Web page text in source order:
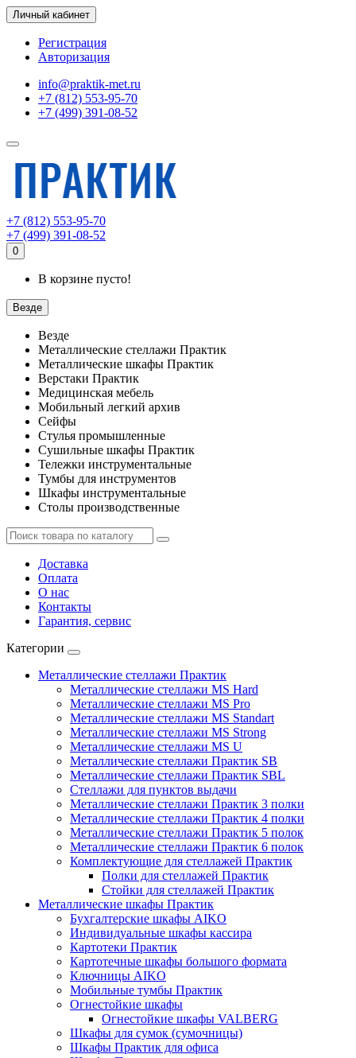
Личный кабинет
Регистрация
Авторизация
info@praktik-met.ru
+7 (812) 553-95-70
+7 (499) 391-08-52
+7 (812) 553-95-70
+7 (499) 391-08-52
0
В корзине пусто!
Везде
Везде
Металлические стеллажи Практик
Металлические шкафы Практик
Верстаки Практик
Медицинская мебель
Мобильный легкий архив
Сейфы
Стулья промышленные
Сушильные шкафы Практик
Тележки инструментальные
Тумбы для инструментов
Шкафы инструментальные
Столы производственные
Доставка
Оплата
О нас
Контакты
Гарантия, сервис
Категории
Металлические стеллажи Практик
Металлические стеллажи MS Hard
Металлические стеллажи MS Pro
Металлические стеллажи MS Standart
Металлические стеллажи MS Strong
Металлические стеллажи MS U
Металлические стеллажи Практик SB
Металлические стеллажи Практик SBL
Стеллажи для пунктов выдачи
Металлические стеллажи Практик 3 полки
Металлические стеллажи Практик 4 полки
Металлические стеллажи Практик 5 полок
Металлические стеллажи Практик 6 полок
Комплектующие для стеллажей Практик
Полки для стеллажей Практик
Стойки для стеллажей Практик
Металлические шкафы Практик
Бухгалтерские шкафы AIKO
Индивидуальные шкафы кассира
Картотеки Практик
Картотечные шкафы большого формата
Ключницы AIKO
Мобильные тумбы Практик
Огнестойкие шкафы
Огнестойкие шкафы VALBERG
Шкафы для сумок (сумочницы)
Шкафы Практик для офиса